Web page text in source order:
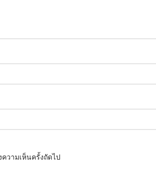
วามเห็นครั้งถัดไป